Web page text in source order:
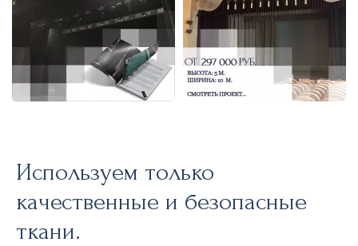
Используем только
качественные и безопасные
ткани.